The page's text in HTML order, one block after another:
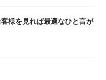
様を見れば最適なひと言が